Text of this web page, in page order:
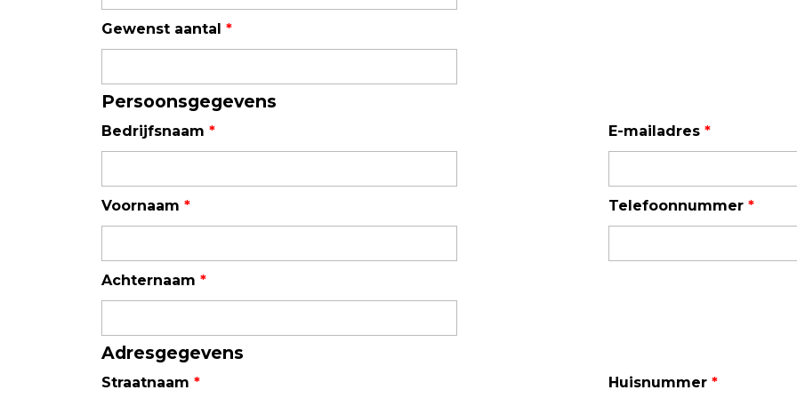
Persoonlijke EMV-meters
Toebehoren
Face Fit Testing
Geluidsmeters
Geluidsmonitoringstations
Akoestische camera's
Accessoires
Vast opgestelde gasdetectie
Speciale gasdetectie
Draadloze gasdetectie
Gewenst aantal *
Persoonsgegevens
Bedrijfsnaam *
Voornaam *
Achternaam *
E-mailadres *
Telefoonnummer *
Adresgegevens
Straatnaam * Huisnummer *